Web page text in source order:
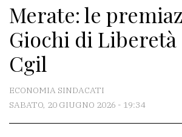
Associazioni
Meteo
CONTATTI
Merate: le
Giochi di
Cgil
ECONOMIA SINDACATI
SABATO, 20 GIUGNO 2026 - 19:34